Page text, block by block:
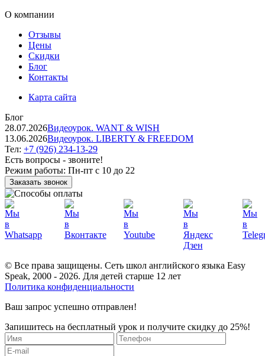
О компании
Отзывы
Цены
Скидки
Блог
Контакты
Карта сайта
Блог
28.07.2026Видеоурок. WANT & WISH
13.06.2026Видеоурок. LIBERTY & FREEDOM
Тел: +7 (926) 234-13-29
Есть вопросы - звоните!
Режим работы: Пн-пт с 10 до 22
Заказать звонок
© Все права защищены. Сеть школ английского языка Easy
Speak, 2000 - 2026. Для детей старше 12 лет
Политика конфиденциальности
Ваш запрос успешно отправлен!
Запишитесь на бесплатный урок и получите скидку до 25%!